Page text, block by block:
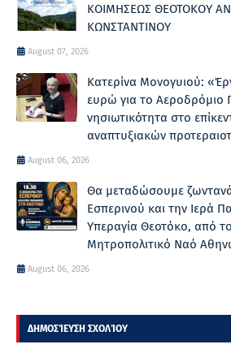
ΚΟΙΜΗΣΕΩΣ ΘΕΟΤΟΚΟΥ
ΚΩΝΣΤΑΝΤΙΝΟΥ
August 07, 2026
Κατερίνα Μονογυιού:
ευρώ για το Αεροδρόμιο
νησιωτικότητα στο
αναπτυξιακών
August 06, 2026
Θα μεταδώσουμε
Εσπερινού και την Ιερά
Υπεραγία Θεοτόκο, από
Μητροπολιτικό Ναό
August 06, 2026
ΔΗΜΟΣΊΕΥΣΗ ΣΧΟΛΊΟΥ